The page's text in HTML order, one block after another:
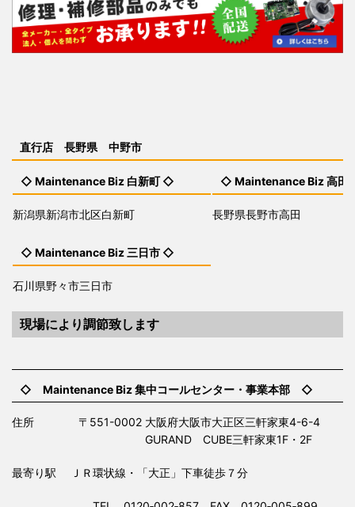
直行店 長野県 中野市
◇ Maintenance Biz 白新町 ◇
新潟県新潟市北区白新町
◇ Maintenance Biz 高田
長野県長野市高田
◇ Maintenance Biz 三日市 ◇
石川県野々市三日市
現場により調節致します
◇ Maintenance Biz 集中コールセンター・事業本部 ◇
住所 〒551-0002 大阪府大阪市大正区三軒家東4-6-4
GURAND CUBE三軒家東1F・2F
最寄り駅 ＪＲ環状線・「大正」下車徒歩７分